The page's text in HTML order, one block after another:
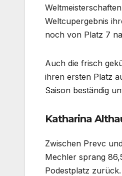
Weltcupergebnis
noch von Platz 7
Auch die frisch
ihren ersten Platz
Saison beständig
Katharina
Zwischen Prevc
Mechler sprang
Podestplatz